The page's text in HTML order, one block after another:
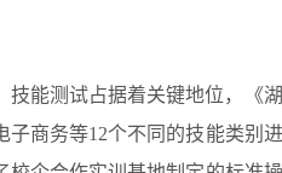
技能测试占据着关键地位，《
子商务等12个不同的技能类别